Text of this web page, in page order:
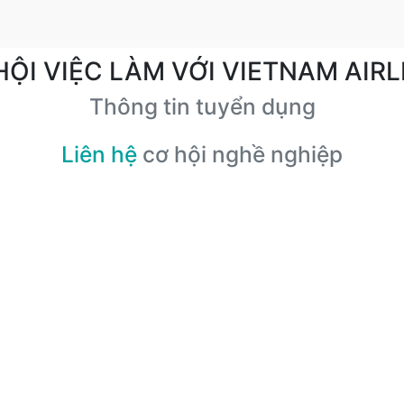
VIỆC LÀM VỚI VIETNAM
Thông tin tuyển dụng
Liên hệ cơ hội nghề nghiệp